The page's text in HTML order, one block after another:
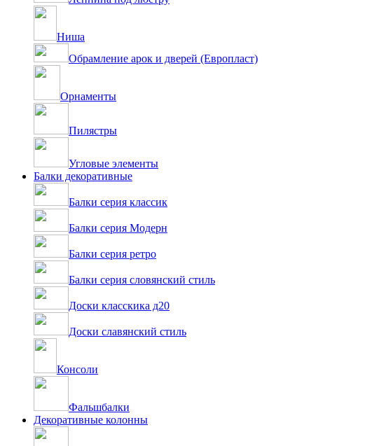
Ниша
Обрамление арок и дверей (Европласт)
Орнаменты
Пилястры
Угловые элементы
Балки декоративные
Балки серия классик
Балки серия Модерн
Балки серия ретро
Балки серия словянский стиль
Доски класскика д20
Доски славянский стиль
Консоли
Фальшбалки
Декоративные колонны